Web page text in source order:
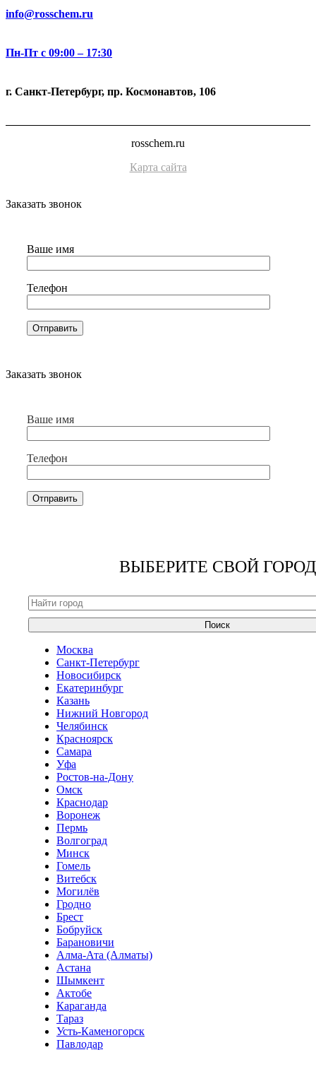
info@rosschem.ru
Пн-Пт с 09:00 – 17:30
г. Санкт-Петербург, пр. Космонавтов, 106
rosschem.ru
Карта сайта
Заказать звонок
Ваше имя
Телефон
Заказать звонок
Ваше имя
Телефон
ВЫБЕРИТЕ СВОЙ ГОРОД
Поиск
Москва
Санкт-Петербург
Новосибирск
Екатеринбург
Казань
Нижний Новгород
Челябинск
Красноярск
Самара
Уфа
Ростов-на-Дону
Омск
Краснодар
Воронеж
Пермь
Волгоград
Минск
Гомель
Витебск
Могилёв
Гродно
Брест
Бобруйск
Барановичи
Алма-Ата (Алматы)
Астана
Шымкент
Актобе
Караганда
Тараз
Усть-Каменогорск
Павлодар